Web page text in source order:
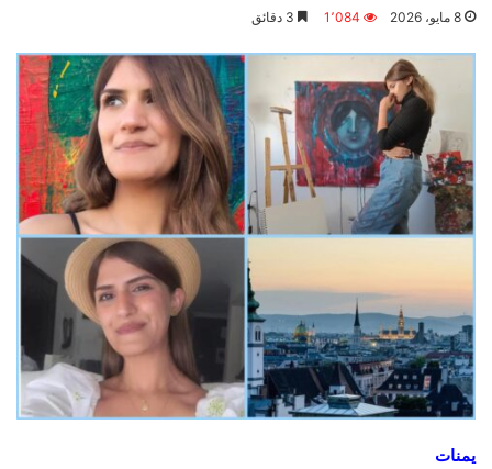
8 مايو، 2026 1٬084
يمنات